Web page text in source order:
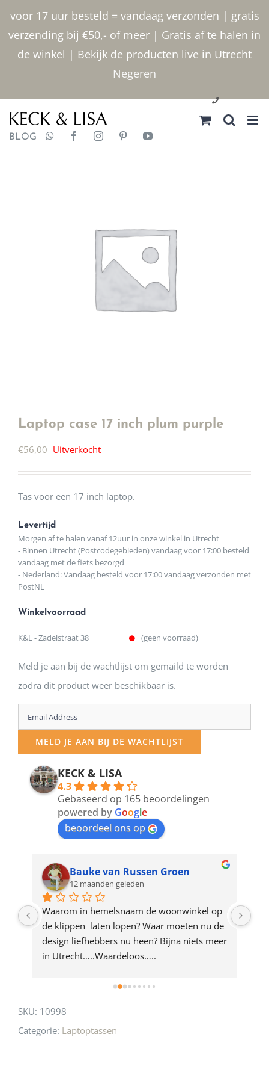
voor 17 uur besteld = vandaag verzonden | gratis
verzending bij €50,- of meer | Gratis af te halen in
de winkel | Bekijk de producten live in Utrecht
Negeren
inhoud
030 2400000
BLOG
Laptop case 17 inch plum purple
€56,00 Uitverkocht
Tas voor een 17 inch laptop.
Levertijd
Morgen af te halen vanaf 12uur in onze winkel in Utrecht
- Binnen Utrecht (Postcodegebieden) vandaag voor 17:00 besteld
vandaag met de fiets bezorgd
- Nederland: Vandaag besteld voor 17:00 vandaag verzonden met
PostNL
Winkelvoorraad
K&L - Zadelstraat 38 (geen voorraad)
Meld je aan bij de wachtlijst om gemaild te worden
zodra dit product weer beschikbaar is.
Enter
your
email
address
product
MELD JE AAN BIJ DE WACHTLIJST
KECK & LISA
4.3
Gebaseerd op 165 beoordelingen
powered by Google
beoordeel ons op
Bauke van Russen Groen
12 maanden geleden
Waarom in hemelsnaam de woonwinkel op
de klippen  laten lopen? Waar moeten nu de
design liefhebbers nu heen? Bijna niets meer
in Utrecht…..Waardeloos…..
SKU: 10998
Categorie: Laptoptassen